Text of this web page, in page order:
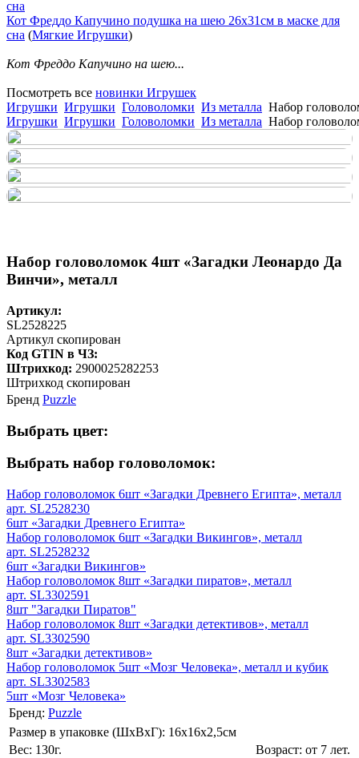
Кот Фреддо Капучино подушка на шею 26х31см в маске для
сна (Мягкие Игрушки)
Кот Фреддо Капучино на шею...
Посмотреть все новинки Игрушек
Игрушки Игрушки Головоломки Из металла Набор
Игрушки Игрушки Головоломки Из металла Набор
Набор головоломок 4шт «Загадки Леонардо Да
Винчи», металл
Артикул:
SL2528225
Артикул скопирован
Код GTIN в ЧЗ:
Штрихкод: 2900025282253
Штрихкод скопирован
Бренд Puzzle
Выбрать цвет:
Выбрать набор головоломок:
Набор головоломок 6шт «Загадки Древнего Египта», металл
арт. SL2528230
6шт «Загадки Древнего Египта»
Набор головоломок 6шт «Загадки Викингов», металл
арт. SL2528232
6шт «Загадки Викингов»
Набор головоломок 8шт «Загадки пиратов», металл
арт. SL3302591
8шт "Загадки Пиратов"
Набор головоломок 8шт «Загадки детективов», металл
арт. SL3302590
8шт «Загадки детективов»
Набор головоломок 5шт «Мозг Человека», металл и кубик
арт. SL3302583
5шт «Мозг Человека»
Бренд: Puzzle
Размер в упаковке (ШхВxГ): 16х16х2,5cм
Вес: 130г.
Возраст: от 7 лет.